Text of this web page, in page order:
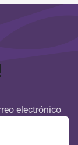
electrónico